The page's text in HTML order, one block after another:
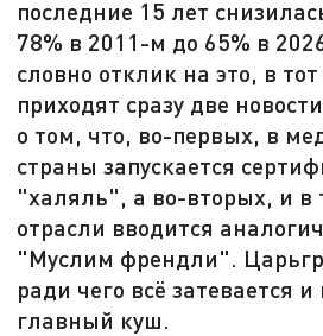
последние 15 лет
78% в 2011-м до 65% в
словно отклик на это, в
приходят сразу две
о том, что, во-первых, в
страны запускается
"халяль", а во-вторых, и в
отрасли вводится
"Муслим френдли".
ради чего всё затевается и
главный куш.